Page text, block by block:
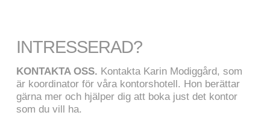
INTRESSERAD?
KONTAKTA OSS. Kontakta Karin Modiggård, som
är koordinator för våra kontorshotell. Hon berättar
gärna mer och hjälper dig att boka just det kontor
som du vill ha.